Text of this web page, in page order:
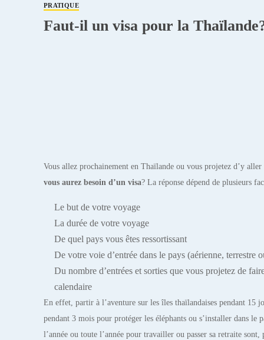
PRATIQUE
Faut-il un visa pour la
Vous allez prochainement en Thaïlande ou vous projetez d’y
vous aurez besoin d’un visa? La réponse dépend de plusieurs
Le but de votre voyage
La durée de votre voyage
De quel pays vous êtes ressortissant
De votre voie d’entrée dans le pays (aérienne, terrestre
Du nombre d’entrées et sorties que vous projetez de
calendaire
En effet, partir à l’aventure sur les îles thaïlandaises pendant 15
pendant 3 mois pour protéger les éléphants ou s’installer dans le
l’année ou toute l’année pour travailler ou passer sa retraite sont,